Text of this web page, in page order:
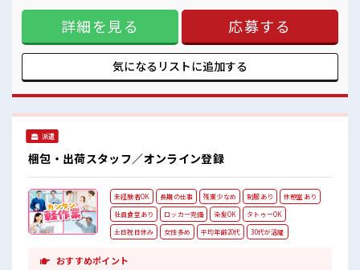
時間があれば昼寝もしちゃおう！
職場にはロッカー完備！
私物の置きすぎには注意が必要ですね★
≪モチベーションもUP≫ 派手過ぎなければ髪型や髪色自由♪
(規定有)≪機能的な制服アリ≫ 制服があるので、 毎日の服装
の悩み解消♪ ≪未経験でも活躍できる≫ 新しいことにチャレ
ンジするのは不安だけど、 しっかり働く環境が整っていま
す！ イチからスキルUP・ステップUP目指していきましょ
しちゃおう！ 職場にはロッカー完備！ 私物の置きすぎには注
意が必要ですね★
詳細を見る 応募する
気になるリストに追加する
派遣
梱包・出荷スタッフ／オンライン登録
未経験者OK 長期の仕事 残業少なめ 制服あり
休憩室あり
社員食堂あり
ロッカー完備 染髪OK
タトゥーOK
土日祝日休み
女性多め 平均年齢20代 30代が活躍
おすすめポイント